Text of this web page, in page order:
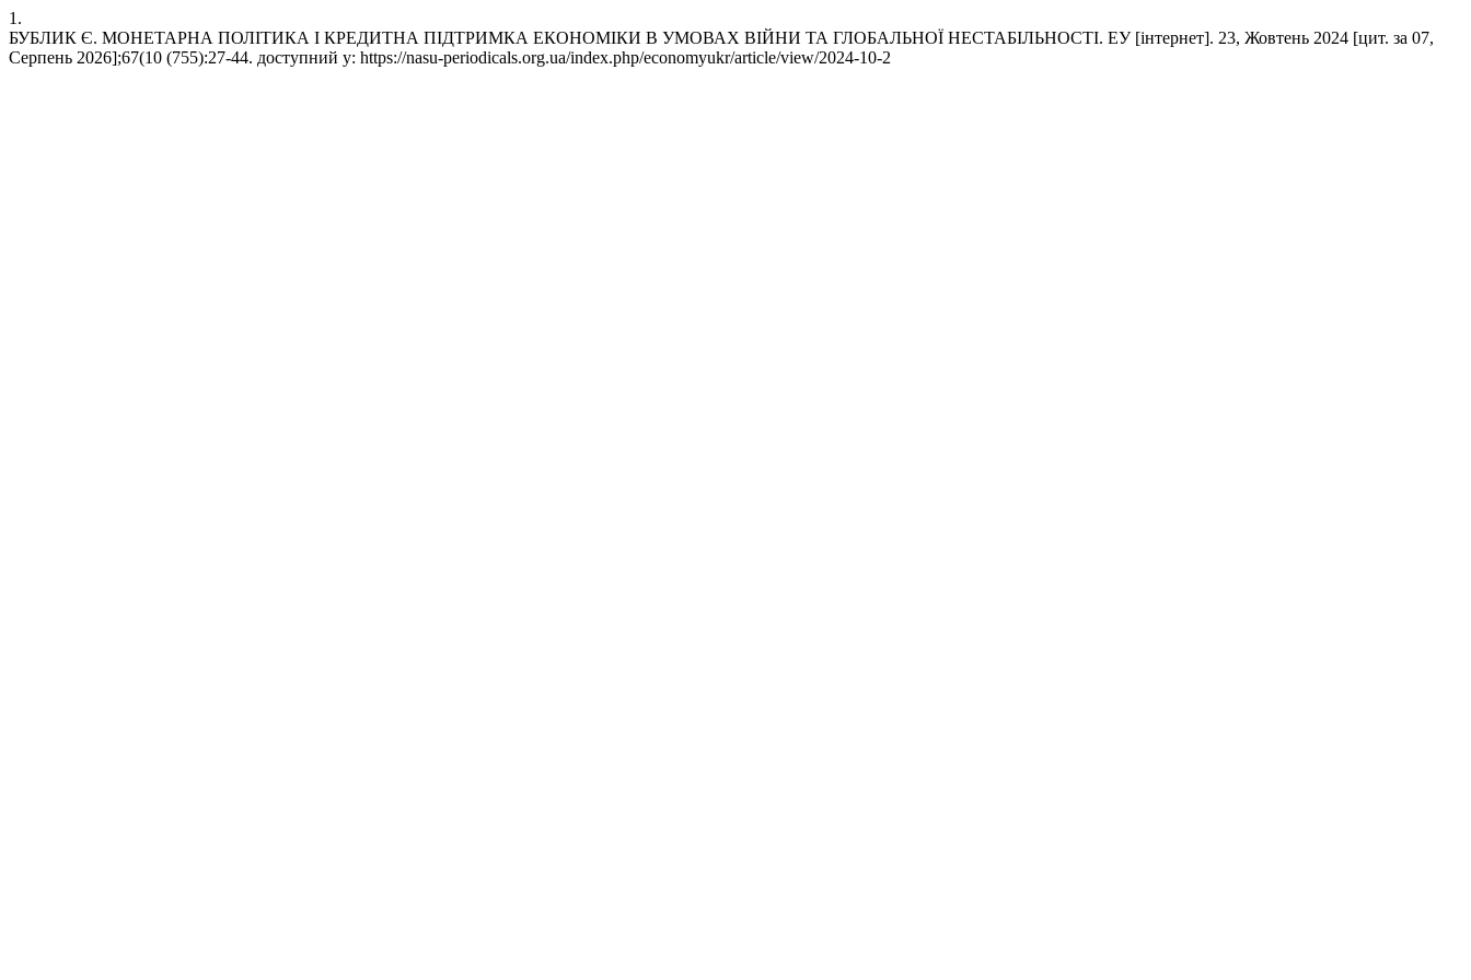
1.
БУБЛИК Є. МОНЕТАРНА ПОЛІТИКА І КРЕДИТНА ПІДТРИМКА ЕКОНОМІКИ В УМОВАХ ВІЙНИ ТА ГЛОБАЛЬНОЇ НЕСТАБІЛЬНОСТІ. ЕУ [інтернет]. 23, Жовтень 2024 [цит. за 07,
Серпень 2026];67(10 (755):27-44. доступний у: https://nasu-periodicals.org.ua/index.php/economyukr/article/view/2024-10-2